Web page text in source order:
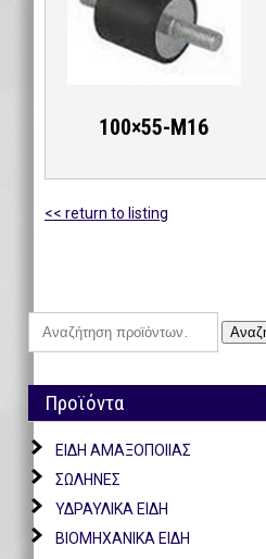
100×55-M16
<< return to listing
Αναζήτηση
για:
Προϊόντα
ΕΙΔΗ ΑΜΑΞΟΠΟΙΙΑΣ
ΣΩΛΗΝΕΣ
ΥΔΡΑΥΛΙΚΑ ΕΙΔΗ
ΒΙΟΜΗΧΑΝΙΚΑ ΕΙΔΗ